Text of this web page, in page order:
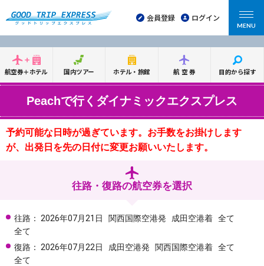
会員登録 ログイン
MENU
航空券＋ホテル 国内ツアー ホテル・旅館 航空券 目的から探す
Peachで行くダイナミックエクスプレス
予約可能な日時が過ぎています。お手数をお掛けします
が、出発日を先の日付に変更お願いいたします。
往路・復路の航空券を選択
往路： 2026年07月21日 関西国際空港発 成田空港着 全て
全て
復路： 2026年07月22日 成田空港発 関西国際空港着 全て
全て